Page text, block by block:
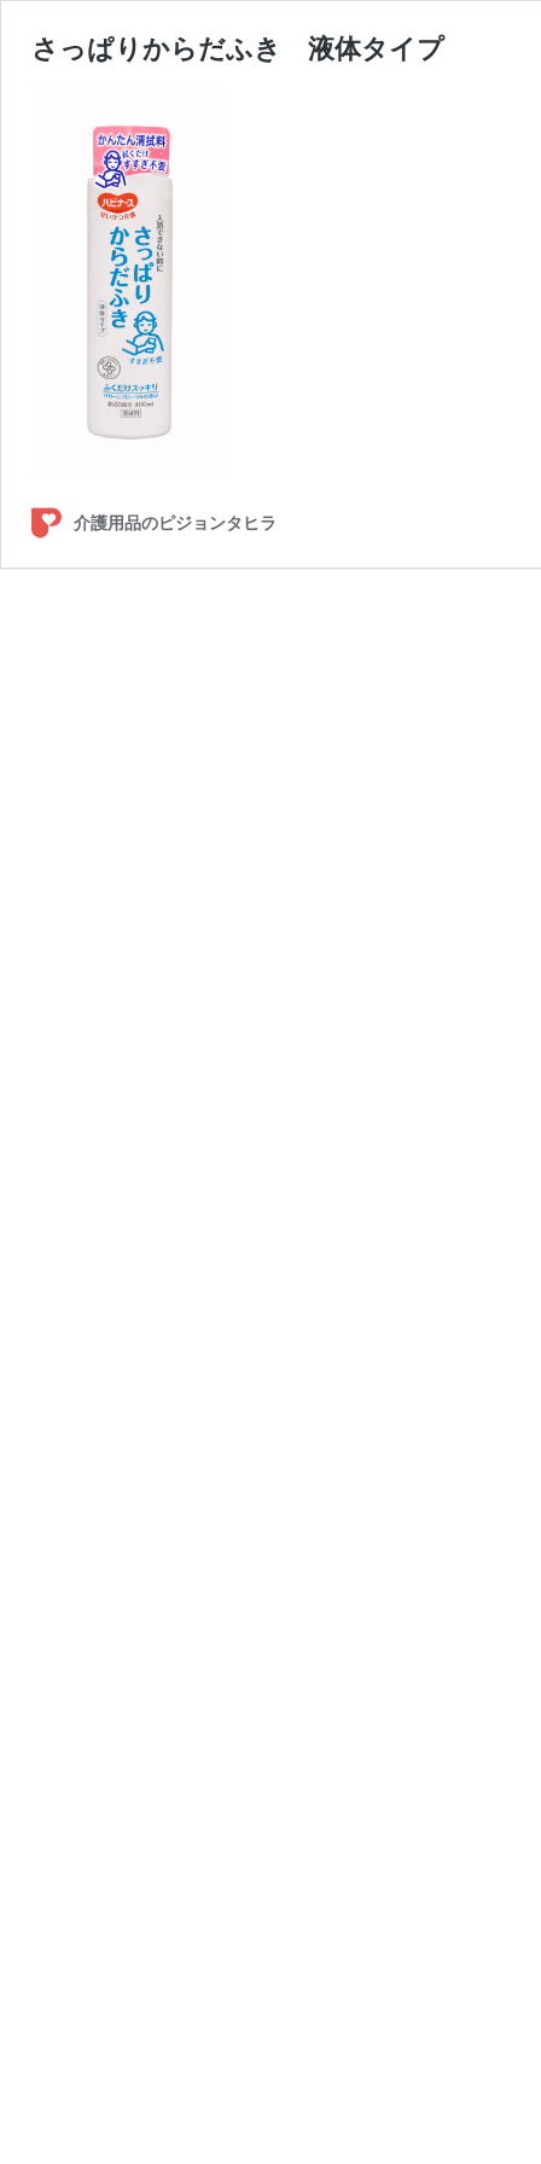
さっぱりからだふき 液体タイプ
介護用品のピジョンタヒラ